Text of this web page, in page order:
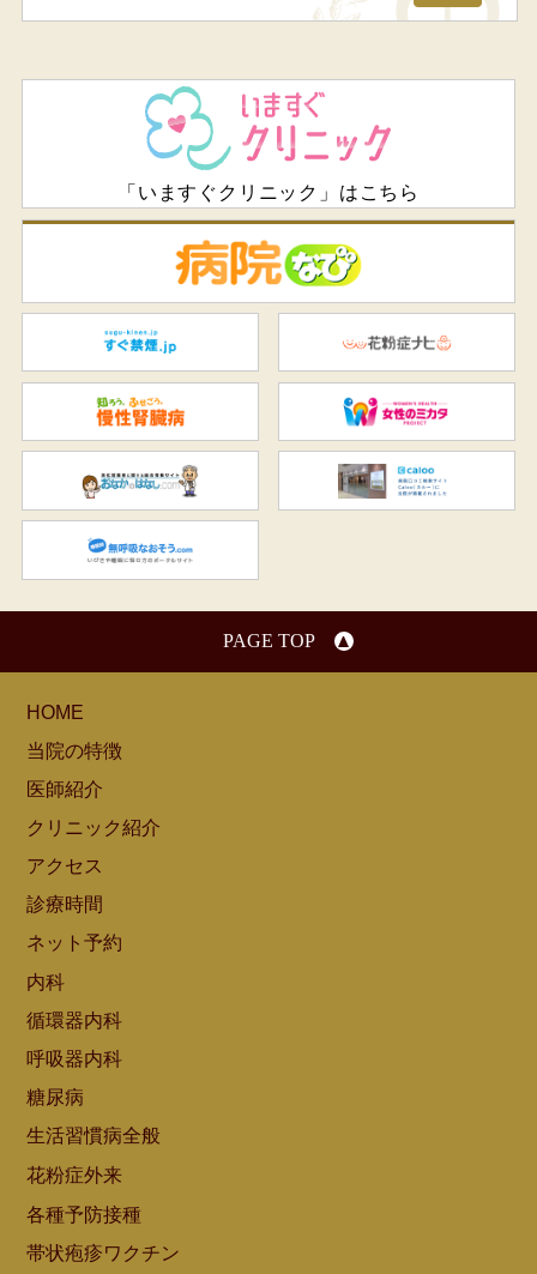
「いますぐクリニック」はこちら
すぐ禁煙.jp
知ろう、ふせごう。慢性腎臓
おなかのはなし.com
PAGE TOP
HOME
当院の特徴
医師紹介
クリニック紹介
アクセス
診療時間
ネット予約
内科
循環器内科
呼吸器内科
糖尿病
生活習慣病全般
花粉症外来
各種予防接種
帯状疱疹ワクチン